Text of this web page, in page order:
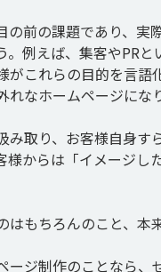
前の課題であり、実
例えば、集客やPR
これらの目的を言語
なホームページにな
取り、お客様自身
からは「イメージ
もちろんのこと、